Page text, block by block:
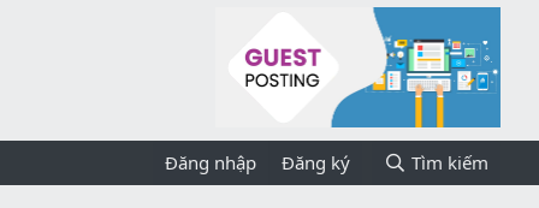
Đăng nhập Đăng ký Tìm kiếm